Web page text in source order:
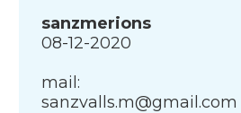
sanzmerions
08-12-2020
mail:
sanzvalls.m@gmail.com